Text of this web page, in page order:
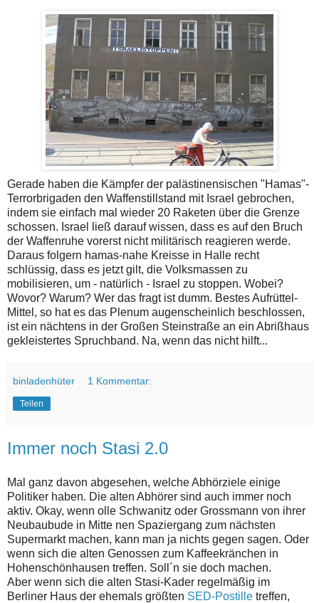
Gerade haben die Kämpfer der palästinensischen "Hamas"-
Terrorbrigaden den Waffenstillstand mit Israel gebrochen,
indem sie einfach mal wieder 20 Raketen über die Grenze
schossen. Israel ließ darauf wissen, dass es auf den Bruch
der Waffenruhe vorerst nicht militärisch reagieren werde.
Daraus folgern hamas-nahe Kreisse in Halle recht
schlüssig, dass es jetzt gilt, die Volksmassen zu
mobilisieren, um - natürlich - Israel zu stoppen. Wobei?
Wovor? Warum? Wer das fragt ist dumm. Bestes Aufrüttel-
Mittel, so hat es das Plenum augenscheinlich beschlossen,
ist ein nächtens in der Großen Steinstraße an ein Abrißhaus
gekleistertes Spruchband. Na, wenn das nicht hilft...
binladenhüter 1 Kommentar:
Teilen
Immer noch Stasi 2.0
Mal ganz davon abgesehen, welche Abhörziele einige
Politiker haben. Die alten Abhörer sind auch immer noch
aktiv. Okay, wenn olle Schwanitz oder Grossmann von ihrer
Neubaubude in Mitte nen Spaziergang zum nächsten
Supermarkt machen, kann man ja nichts gegen sagen. Oder
wenn sich die alten Genossen zum Kaffeekränchen in
Hohenschönhausen treffen. Soll´n sie doch machen.
Aber wenn sich die alten Stasi-Kader regelmäßig im
Berliner Haus der ehemals größten SED-Postille treffen,